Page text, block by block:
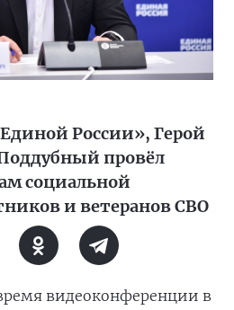
России», Герой
провёл
социальной
и ветеранов СВО
видеоконференции в